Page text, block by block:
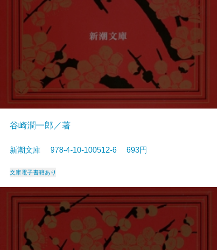
谷崎潤一郎／著
新潮文庫 978-4-10-100512-6 693円
文庫電子書籍あり